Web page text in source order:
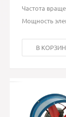
Частота
Мощность
В